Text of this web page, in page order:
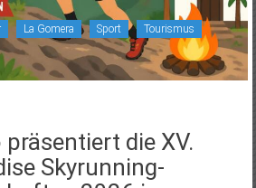
La Gomera Sport Tourismus
die XV.
Skyrunning-